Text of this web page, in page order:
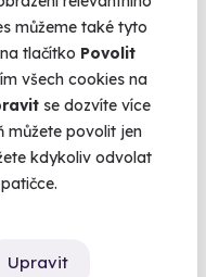
můžeme také tyto
tlačítko Povolit
všech cookies na
se dozvíte více
můžete povolit jen
kdykoliv odvolat
Upravit
v Tančícím domě
společně pražskou zoo.